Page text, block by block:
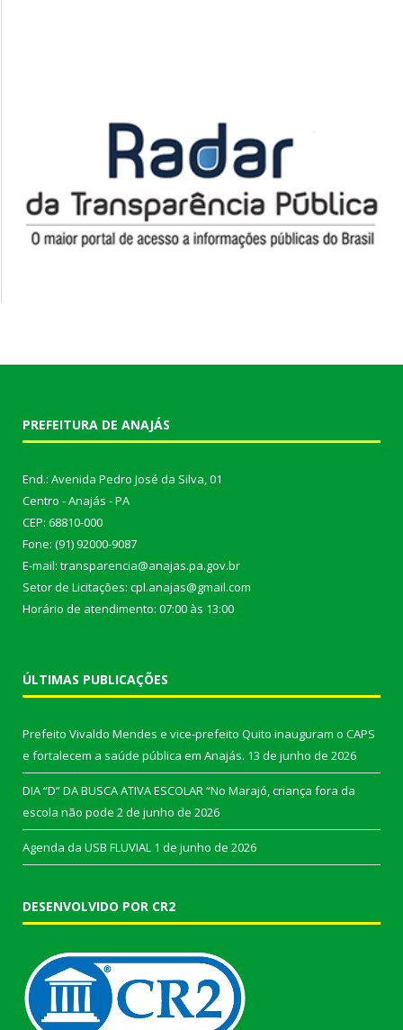
PREFEITURA DE ANAJÁS
End.: Avenida Pedro José da Silva, 01
Centro - Anajás - PA
CEP: 68810-000
Fone: (91) 92000-9087
E-mail: transparencia@anajas.pa.gov.br
Setor de Licitações: cpl.anajas@gmail.com
Horário de atendimento: 07:00 às 13:00
ÚLTIMAS PUBLICAÇÕES
Prefeito Vivaldo Mendes e vice-prefeito Quito inauguram o CAPS
e fortalecem a saúde pública em Anajás. 13 de junho de 2026
DIA “D” DA BUSCA ATIVA ESCOLAR “No Marajó, criança fora da
escola não pode 2 de junho de 2026
Agenda da USB FLUVIAL 1 de junho de 2026
DESENVOLVIDO POR CR2